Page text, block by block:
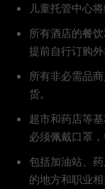
儿童托管中心
所有酒店的餐
提前自行订购外
所有非必需品
货。
超市和药店等
必须佩戴口罩
包括加油站、
的地方和职业